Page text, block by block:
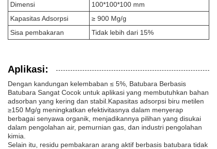
Dimensi
100*100*100 mm
Kapasitas Adsorpsi
≥ 900 Mg/g
Sisa pembakaran
Tidak lebih dari 15%
Aplikasi:
Dengan kandungan kelembaban ≤ 5%, Batubara Berbasis
Batubara Sangat Cocok untuk aplikasi yang membutuhkan bahan
adsorban yang kering dan stabil.Kapasitas adsorpsi biru metilen
≥150 Mg/g meningkatkan efektivitasnya dalam menyerap
berbagai senyawa organik, menjadikannya pilihan yang disukai
dalam pengolahan air, pemurnian gas, dan industri pengolahan
kimia.
Selain itu, residu pembakaran arang aktif berbasis batubara tidak